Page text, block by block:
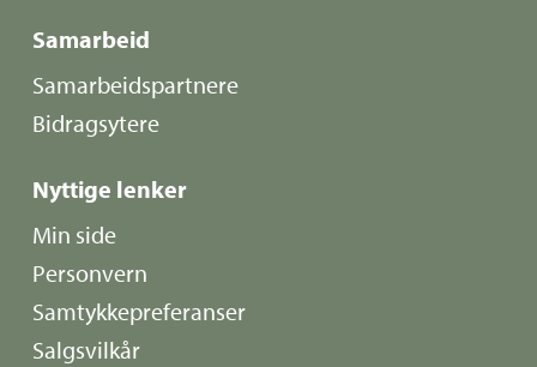
Samarbeid
Samarbeidspartnere
Bidragsytere
Nyttige lenker
Min side
Personvern
Samtykkepreferanser
Salgsvilkår